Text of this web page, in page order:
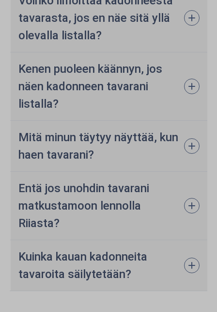
tavarasta, jos en näe sitä yllä
olevalla listalla?
Kenen puoleen käännyn, jos
näen kadonneen tavarani
listalla?
Mitä minun täytyy näyttää, kun
haen tavarani?
Entä jos unohdin tavarani
matkustamoon lennolla
Riiasta?
Kuinka kauan kadonneita
tavaroita säilytetään?